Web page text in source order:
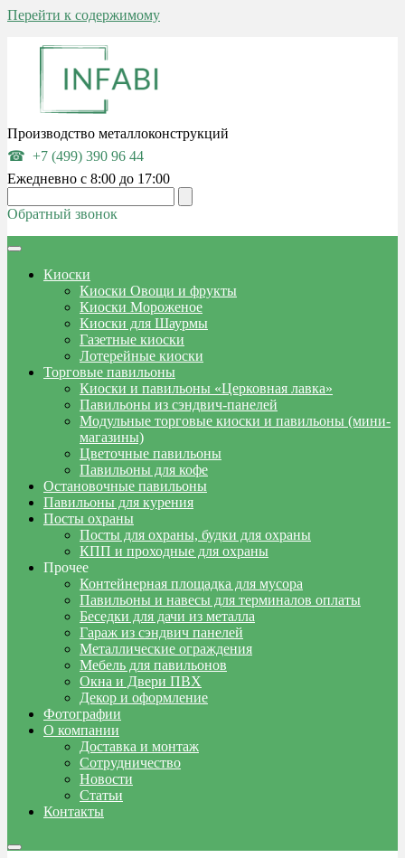
Перейти к содержимому
Производство металлоконструкций
+7 (499) 390 96 44
Ежедневно с 8:00 до 17:00
Обратный звонок
Киоски
Киоски Овощи и фрукты
Киоски Мороженое
Киоски для Шаурмы
Газетные киоски
Лотерейные киоски
Торговые павильоны
Киоски и павильоны «Церковная лавка»
Павильоны из сэндвич-панелей
Модульные торговые киоски и павильоны (мини-
магазины)
Цветочные павильоны
Павильоны для кофе
Остановочные павильоны
Павильоны для курения
Посты охраны
Посты для охраны, будки для охраны
КПП и проходные для охраны
Прочее
Контейнерная площадка для мусора
Павильоны и навесы для терминалов оплаты
Беседки для дачи из металла
Гараж из сэндвич панелей
Металлические ограждения
Мебель для павильонов
Окна и Двери ПВХ
Декор и оформление
Фотографии
О компании
Доставка и монтаж
Сотрудничество
Новости
Статьи
Контакты